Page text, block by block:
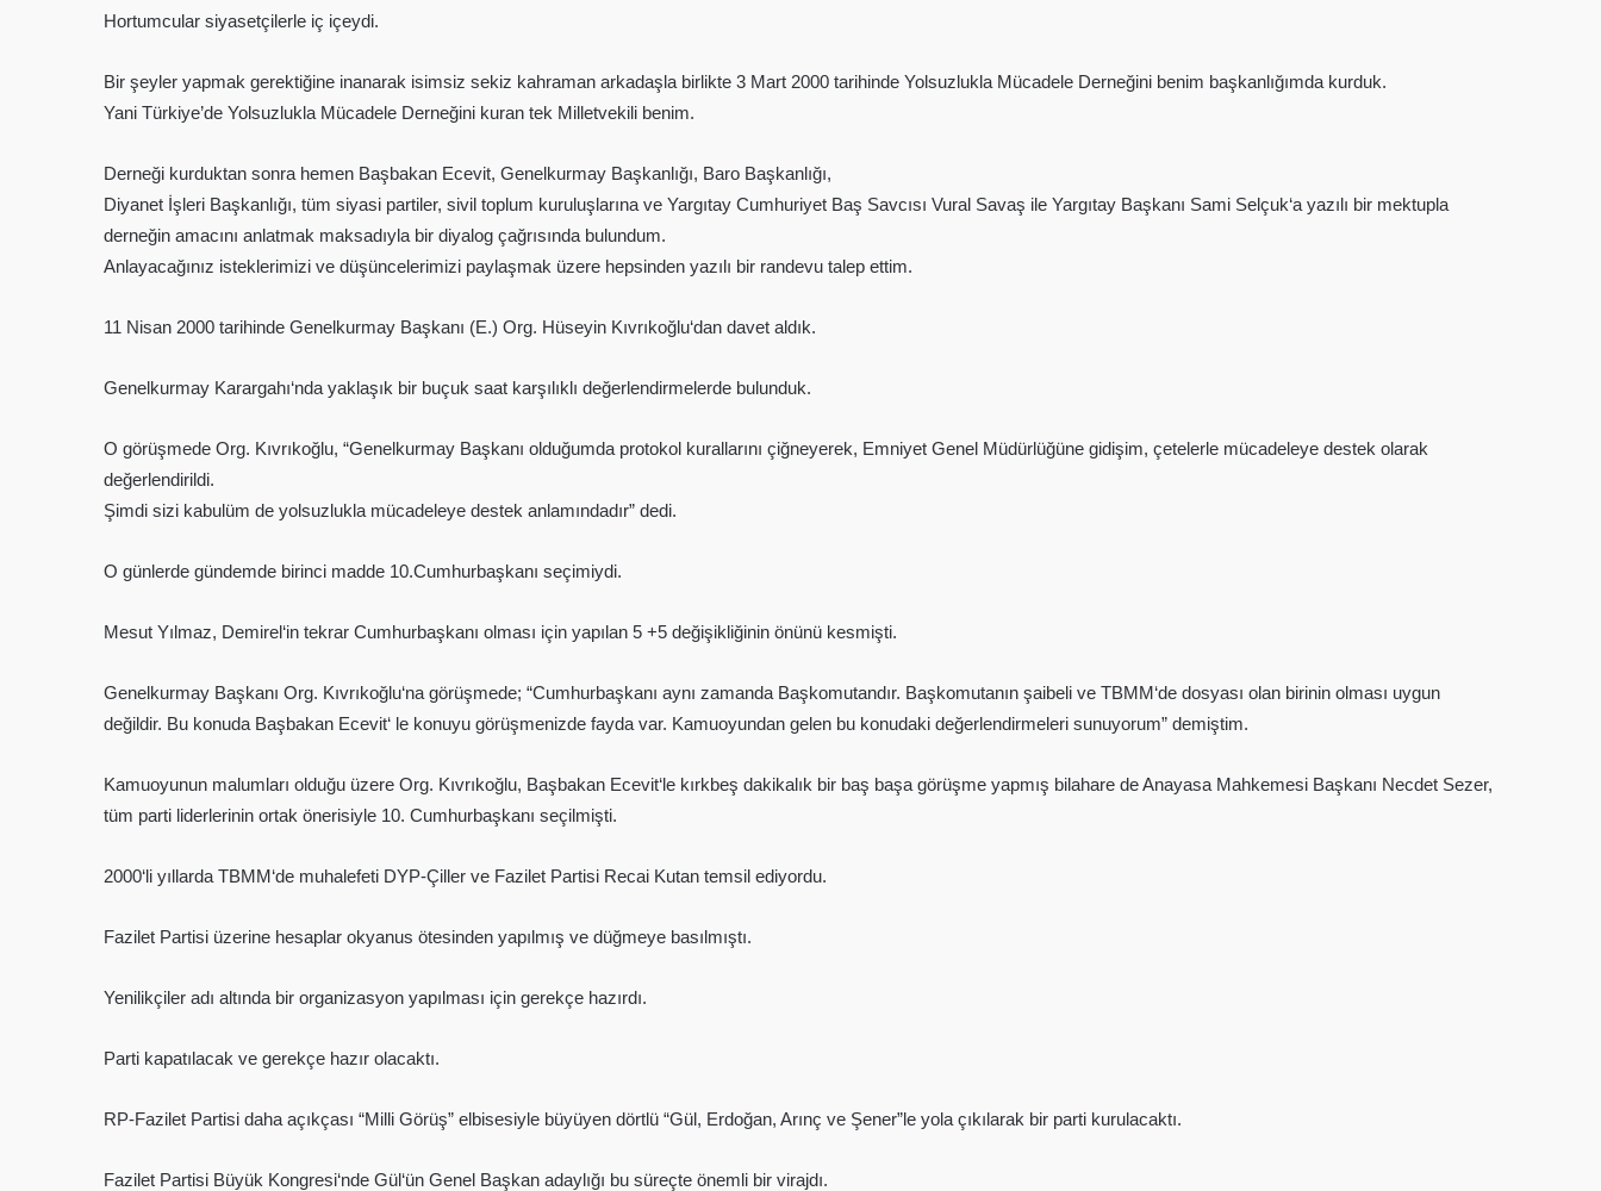
Hortumcular siyasetçilerle iç içeydi.
Bir şeyler yapmak gerektiğine inanarak isimsiz sekiz kahraman arkadaşla birlikte 3 Mart 2000 tarihinde Yolsuzlukla Mücadele Derneğini benim başkanlığımda kurduk.
Yani Türkiye’de Yolsuzlukla Mücadele Derneğini kuran tek Milletvekili benim.
Derneği kurduktan sonra hemen Başbakan Ecevit, Genelkurmay Başkanlığı, Baro Başkanlığı,
Diyanet İşleri Başkanlığı, tüm siyasi partiler, sivil toplum kuruluşlarına ve Yargıtay Cumhuriyet Baş Savcısı Vural Savaş ile Yargıtay Başkanı Sami Selçuk‘a yazılı bir mektupla
derneğin amacını anlatmak maksadıyla bir diyalog çağrısında bulundum.
Anlayacağınız isteklerimizi ve düşüncelerimizi paylaşmak üzere hepsinden yazılı bir randevu talep ettim.
11 Nisan 2000 tarihinde Genelkurmay Başkanı (E.) Org. Hüseyin Kıvrıkoğlu‘dan davet aldık.
Genelkurmay Karargahı‘nda yaklaşık bir buçuk saat karşılıklı değerlendirmelerde bulunduk.
O görüşmede Org. Kıvrıkoğlu, “Genelkurmay Başkanı olduğumda protokol kurallarını çiğneyerek, Emniyet Genel Müdürlüğüne gidişim, çetelerle mücadeleye destek olarak
değerlendirildi.
Şimdi sizi kabulüm de yolsuzlukla mücadeleye destek anlamındadır” dedi.
O günlerde gündemde birinci madde 10.Cumhurbaşkanı seçimiydi.
Mesut Yılmaz, Demirel‘in tekrar Cumhurbaşkanı olması için yapılan 5 +5 değişikliğinin önünü kesmişti.
Genelkurmay Başkanı Org. Kıvrıkoğlu‘na görüşmede; “Cumhurbaşkanı aynı zamanda Başkomutandır. Başkomutanın şaibeli ve TBMM‘de dosyası olan birinin olması uygun
değildir. Bu konuda Başbakan Ecevit‘ le konuyu görüşmenizde fayda var. Kamuoyundan gelen bu konudaki değerlendirmeleri sunuyorum” demiştim.
Kamuoyunun malumları olduğu üzere Org. Kıvrıkoğlu, Başbakan Ecevit‘le kırkbeş dakikalık bir baş başa görüşme yapmış bilahare de Anayasa Mahkemesi Başkanı Necdet Sezer,
tüm parti liderlerinin ortak önerisiyle 10. Cumhurbaşkanı seçilmişti.
2000‘li yıllarda TBMM‘de muhalefeti DYP-Çiller ve Fazilet Partisi Recai Kutan temsil ediyordu.
Fazilet Partisi üzerine hesaplar okyanus ötesinden yapılmış ve düğmeye basılmıştı.
Yenilikçiler adı altında bir organizasyon yapılması için gerekçe hazırdı.
Parti kapatılacak ve gerekçe hazır olacaktı.
RP-Fazilet Partisi daha açıkçası “Milli Görüş” elbisesiyle büyüyen dörtlü “Gül, Erdoğan, Arınç ve Şener”le yola çıkılarak bir parti kurulacaktı.
Fazilet Partisi Büyük Kongresi‘nde Gül‘ün Genel Başkan adaylığı bu süreçte önemli bir virajdı.